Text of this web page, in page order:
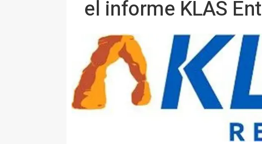
el informe KLAS